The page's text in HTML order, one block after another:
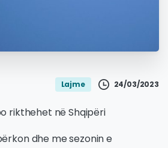
Lajme 24/03/2023
rikthehet në Shqipëri
dhe me sezonin e